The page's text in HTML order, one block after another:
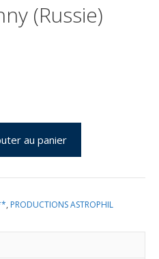
(Russie)
au panier
, PRODUCTIONS ASTROPHIL